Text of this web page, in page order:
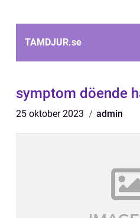
TAMDJUR.se
symptom döende
25 oktober 2023 admin